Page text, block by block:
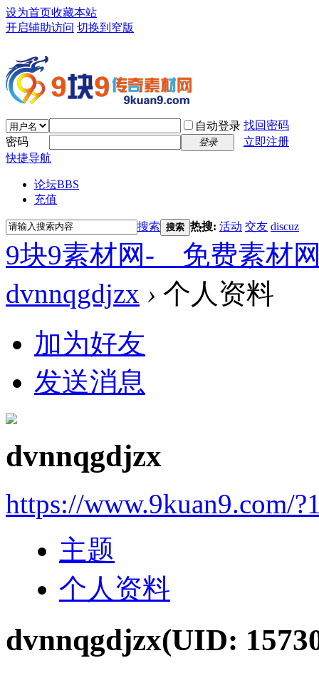
设为首页收藏本站
开启辅助访问 切换到窄版
自动登录 找回密码
密码
登录
立即注册
快捷导航
论坛BBS
充值
搜索 搜索 热搜: 活动 交友 discuz
9块9素材网-＿免费素材
dvnnqgdjzx › 个人资料
加为好友
发送消息
dvnnqgdjzx
https://www.9kuan9.com/
主题
个人资料
dvnnqgdjzx(UID: